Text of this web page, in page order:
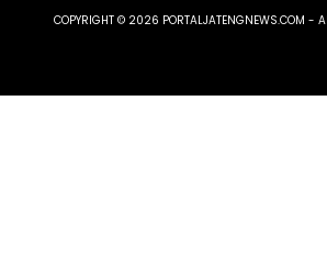
COPYRIGHT © 2026 PORTALJATENGNEWS.COM -